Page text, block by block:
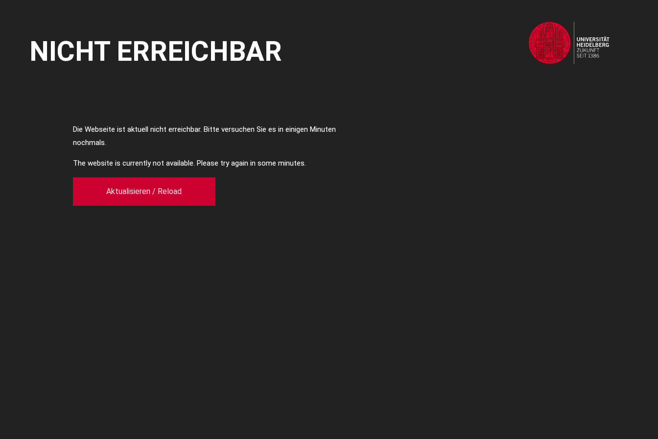
NICHT ERREICHBAR
Die Webseite ist aktuell nicht erreichbar. Bitte versuchen Sie es in einigen Minuten
nochmals.
The website is currently not available. Please try again in some minutes.
Aktualisieren / Reload